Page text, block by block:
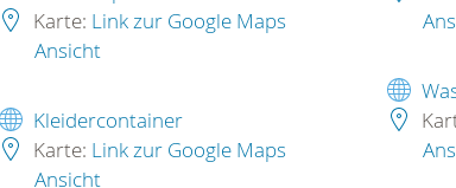
Karte: Link zur Google Maps
Ansicht
Kleidercontainer
Karte: Link zur Google Maps
Ansicht